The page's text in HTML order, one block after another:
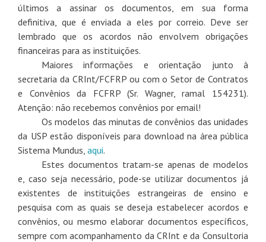
últimos a assinar os documentos, em sua forma
definitiva, que é enviada a eles por correio. Deve ser
lembrado que os acordos não envolvem obrigações
financeiras para as instituições.
Maiores informações e orientação junto à
secretaria da CRInt/FCFRP ou com o Setor de Contratos
e Convênios da FCFRP (Sr. Wagner, ramal 154231).
Atenção: não recebemos convênios por email!
Os modelos das minutas de convênios das unidades
da USP estão disponíveis para download na área pública
Sistema Mundus, aqui.
Estes documentos tratam-se apenas de modelos
e, caso seja necessário, pode-se utilizar documentos já
existentes de instituições estrangeiras de ensino e
pesquisa com as quais se deseja estabelecer acordos e
convênios, ou mesmo elaborar documentos específicos,
sempre com acompanhamento da CRInt e da Consultoria